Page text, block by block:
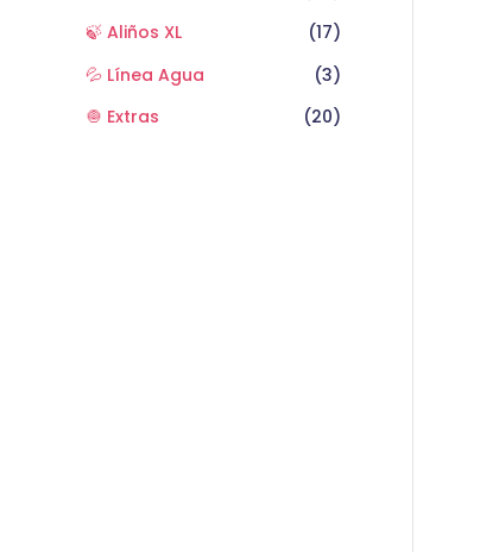
🍃 Aliños XL
(17)
💦 Línea Agua
(3)
🧅 Extras
(20)